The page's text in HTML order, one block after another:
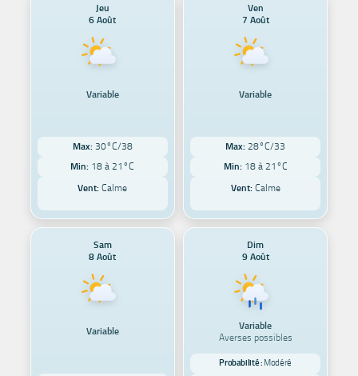
Jeu
6 Août
Variable
Max: 30°C/38
Min: 18 à 21°C
Vent: Calme
Ven
7 Août
Variable
Max: 28°C/33
Min: 18 à 21°C
Vent:Calme
Sam
8 Août
Variable
Dim
9 Août
Variable
Averses possibles
Probabilité : Modéré